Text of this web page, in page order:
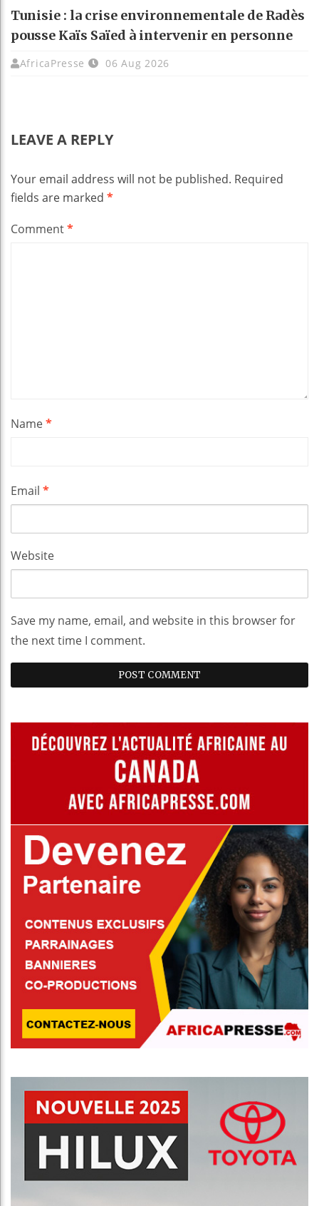
Tunisie : la crise environnementale de Radès
pousse Kaïs Saïed à intervenir en personne
AfricaPresse 06 Aug 2026
LEAVE A REPLY
Your email address will not be published. Required
fields are marked *
Comment*
Name*
Email *
Website
Save my name, email, and website in this browser for
the next time I comment.